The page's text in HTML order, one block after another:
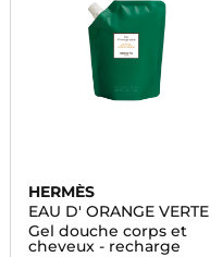
HERMÈS
EAU D' ORANGE VERTE
Gel douche corps et
cheveux - recharge